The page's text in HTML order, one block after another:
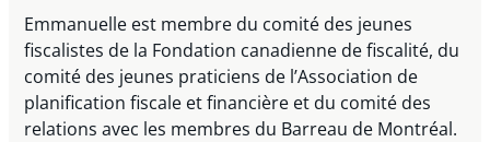
Emmanuelle est membre du comité des jeunes
fiscalistes de la Fondation canadienne de fiscalité, du
comité des jeunes praticiens de l’Association de
planification fiscale et financière et du comité des
relations avec les membres du Barreau de Montréal.